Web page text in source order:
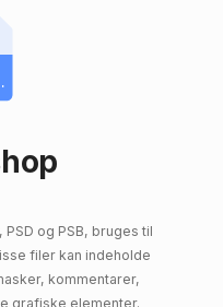
og PSB, bruges til
filer kan indeholde
kommentarer,
grafiske elementer.